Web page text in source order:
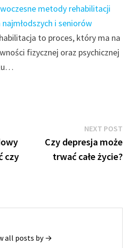
metody rehabilitacji
najmłodszych i seniorów
to proces, który ma na
fizycznej oraz psychicznej
czy
NEXT POST
Czy depresja może
trwać całe życie?
all posts by →